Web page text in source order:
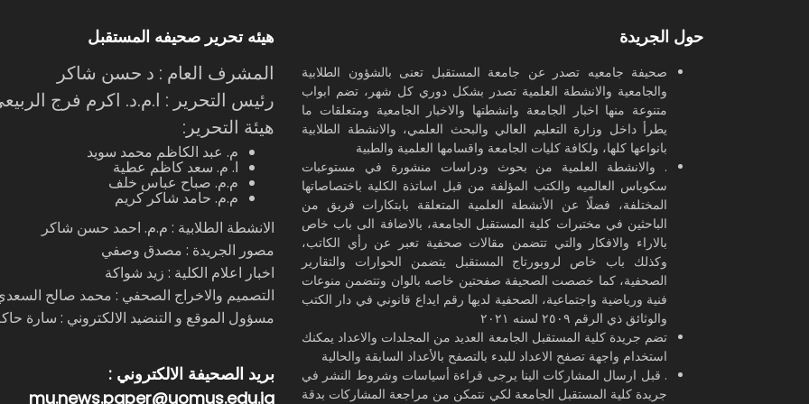
وشارك في هذه المشاريع كل من جامعات
(المستقبل ، الكوفة). 7. (6) مشروع تقع
ضمن (الهدف العاشر: الحد من اوجه عدم
المساواة) وتشمل تطبيقات في ذوي
الاحتياجات الخاصة (5) ، و الكشف عن
الأشياء (1). وشارك في هذه المشاريع كل
من جامعات (المستقبل ، الكوفة) و(ثانوية
الوائلي للمتميزين) و مدرسة (الموهوبين)
في النجف.
حول الجريدة
صحيفة جامعيه تصدر عن جامعة المستقبل تعنى بالشؤون الطلابية
والجامعية والانشطة العلمية تصدر بشكل دوري كل شهر، تضم ابواب
متنوعة منها اخبار الجامعة وانشطتها والاخبار الجامعية ومتعلقات ما
يطرأ داخل وزارة التعليم العالي والبحث العلمي، والانشطة الطلابية
بانواعها كلها، ولكافة كليات الجامعة واقسامها العلمية والطبية
. والانشطة العلمية من بحوث ودراسات منشورة في مستوعبات
سكوباس العالميه والكتب المؤلفة من قبل اساتذة الكلية باختصاصاتها
المختلفة، فضلًا عن الأنشطة العلمية المتعلقة بابتكارات فريق من
الباحثين في مختبرات كلية المستقبل الجامعة، بالاضافة الى باب خاص
بالاراء والافكار والتي تتضمن مقالات صحفية تعبر عن رأي الكاتب،
وكذلك باب خاص لروبورتاج المستقبل يتضمن الحوارات والتقارير
الصحفية، كما خصصت الصحيفة صفحتين خاصه بالوان وتتضمن منوعات
فنية ورياضية واجتماعية، الصحفية لديها رقم ايداع قانوني في دار الكتب
والوثائق ذي الرقم ٢٥٠٩ لسنه ٢٠٢١
تضم جريدة كلية المستقبل الجامعة العديد من المجلدات والاعداد يمكنك
استخدام واجهة تصفح الاعداد للبدء بالتصفح بالأعداد السابقة والحالية
. قبل ارسال المشاركات الينا يرجى قراءة أسياسات وشروط النشر في
جريدة كلية المستقبل الجامعة لكي نتمكن من مراجعة المشاركات بدقة
هيئه تحرير صحيفه المستقبل
المشرف العام : د حسن شاكر
رئيس التحرير : ا.م.د. اكرم فرج
هيئة التحرير:
م. عبد الكاظم محمد سويد
ا. م. سعد كاظم عطية
م.م. صباح عباس خلف
م.م. حامد شاكر كريم
الانشطة الطلابية : م.م. احمد حسن شاكر
مصور الجريدة : مصدق وصفي
اخبار اعلام الكلية : زيد شواكة
التصميم والاخراج الصحفي : محمد صالح
مسؤول الموقع و التنضيد الالكتروني : سارة
بريد الصحيفة الالكتروني :
mu.news.paper@uomus.edu.iq